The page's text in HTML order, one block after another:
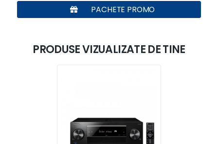
PACHETE PROMO
PRODUSE VIZUALIZATE DE TINE